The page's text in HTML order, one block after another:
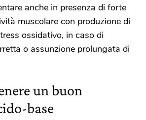
anche in presenza di forte
muscolare con produzione di
ossidativo, in caso di
o assunzione prolungata di
un buon
base